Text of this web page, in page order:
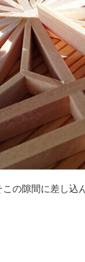
の隙間に差し込